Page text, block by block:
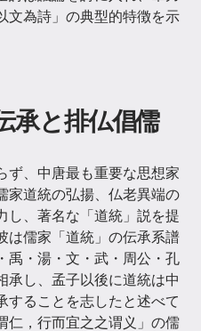
文為詩」の典型的特徴を示
承と排仏倡儒
ず、中唐最も重要な思想家
家道統の弘揚、仏老異端の
し、著名な「道統」説を提
は儒家「道統」の伝承系譜
禹・湯・文・武・周公・孔
承し、孟子以後に道統は中
することを志したと述べて
仁，行而宜之之谓义」の儒